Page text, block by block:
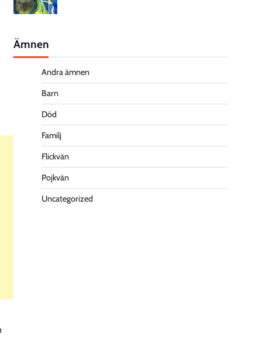
Ämnen
Andra ämnen
Barn
Död
Familj
Flickvän
Pojkvän
Uncategorized